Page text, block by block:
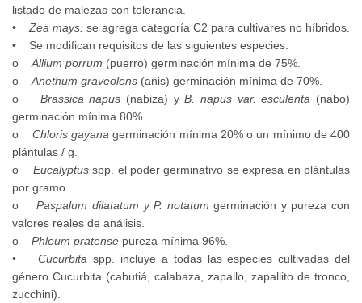
listado de malezas con tolerancia.
• Zea mays: se agrega categoría C2 para cultivares no híbridos.
• Se modifican requisitos de las siguientes especies:
o Allium porrum (puerro) germinación mínima de 75%.
o Anethum graveolens (anis) germinación mínima de 70%.
o Brassica napus (nabiza) yB. napus var. esculenta (nabo)
germinación mínima 80%.
o Chloris gayana germinación mínima 20% o un mínimo de 400
plántulas / g.
o Eucalyptusspp. el poder germinativo se expresa en plántulas
por gramo.
oPaspalum dilatatum y P. notatumgerminación y pureza con
valores reales de análisis.
o Phleum pratense pureza mínima 96%.
•Cucurbita spp. incluye a todas las especies cultivadas del
género Cucurbita (cabutiá, calabaza, zapallo, zapallito de tronco,
zucchini).